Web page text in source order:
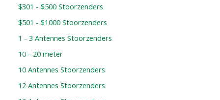
$301 - $500 Stoorzenders
$501 - $1000 Stoorzenders
1 - 3 Antennes Stoorzenders
10 - 20 meter
10 Antennes Stoorzenders
12 Antennes Stoorzenders